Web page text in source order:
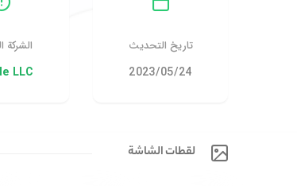
تاريخ التحديث
24‏/05‏/2023
الشركة
LLC
لقطات الشاشة